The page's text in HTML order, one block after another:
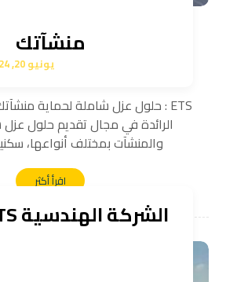
منشآتك
يونيو 20, 2024
الرائدة في مجال تقديم حلول عزل
والمنشآت بمختلف أنواعها،
اقرأ أكثر